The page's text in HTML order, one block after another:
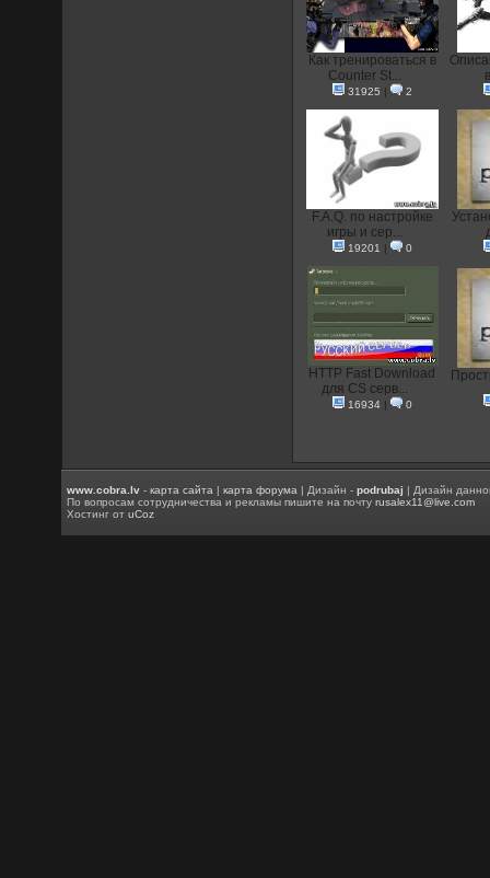
Как тренироваться в
Counter St...
31925 | 2
F.A.Q. по настройке
игры и сер...
19201 | 0
HTTP Fast Download
для CS серв...
16934| 0
www.cobra.lv -карта сайта |карта форума | Дизайн -podrubaj | Дизайн
По вопросам сотрудничества и рекламы пишите на почтуrusalex11@live.com
Хостинг отuCoz